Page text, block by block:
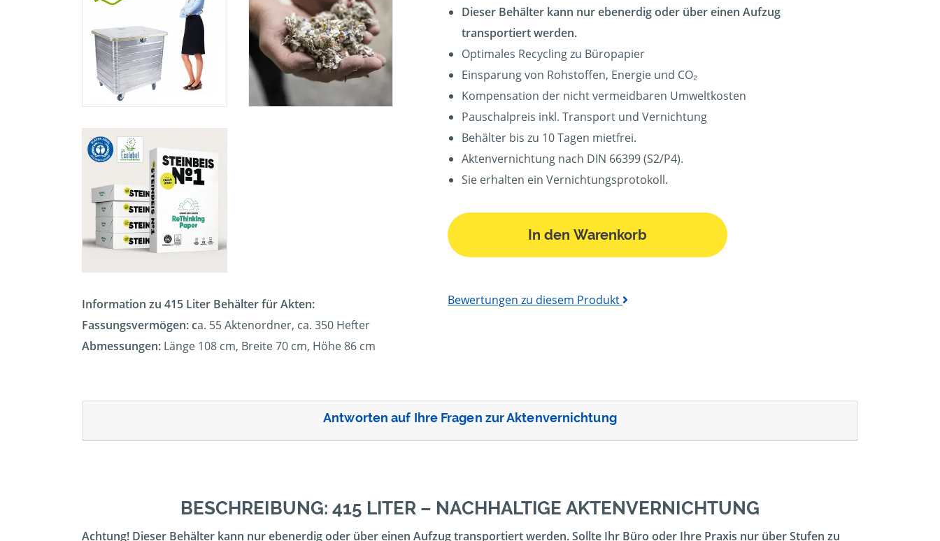
Information zu 415 Liter Behälter für Akten:
Fassungsvermögen: ca. 55 Aktenordner, ca. 350 Hefter
Abmessungen: Länge 108 cm, Breite 70 cm, Höhe 86 cm
Dieser Behälter kann nur ebenerdig oder über einen Aufzug
transportiert werden.
Optimales Recycling zu Büropapier
Einsparung von Rohstoffen, Energie und CO₂
Kompensation der nicht vermeidbaren Umweltkosten
Pauschalpreis inkl. Transport und Vernichtung
Behälter bis zu 10 Tagen mietfrei.
Aktenvernichtung nach DIN 66399 (S2/P4).
Sie erhalten ein Vernichtungsprotokoll.
In den Warenkorb
Bewertungen zu diesem Produkt
Antworten auf Ihre Fragen zur Aktenvernichtung
BESCHREIBUNG: 415 LITER – NACHHALTIGE AKTENVERNICHTUNG
Achtung! Dieser Behälter kann nur ebenerdig oder über einen Aufzug transportiert werden. Sollte Ihr Büro oder Ihre Praxis nur über Stufen zu